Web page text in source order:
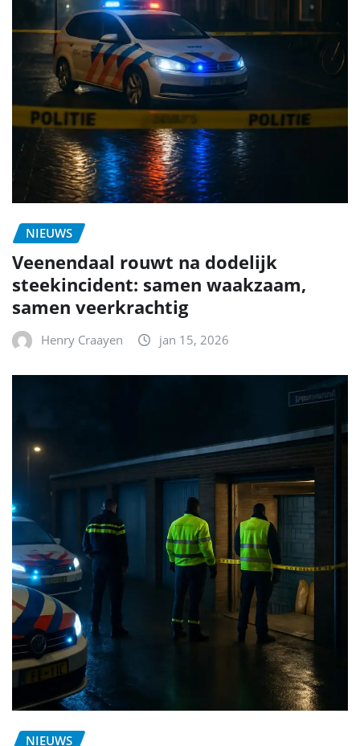
NIEUWS
Veenendaal rouwt na dodelijk
steekincident: samen waakzaam,
samen veerkrachtig
Henry Craayen jan 15, 2026
NIEUWS